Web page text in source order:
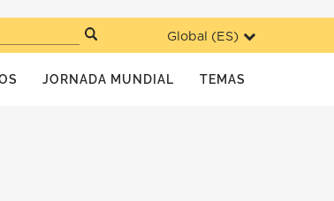
Global (ES)
JORNADA MUNDIAL TEMAS